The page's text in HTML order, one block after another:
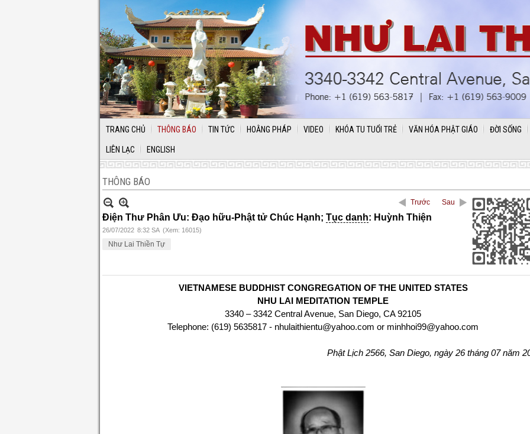
TRANG CHỦ THÔNG BÁO TIN TỨC HOẰNG PHÁP VIDEO KHÓA TU TUỔI TRẺ VĂN HÓA PHẬT GIÁO ĐỜI SỐNG
LIÊN LẠC ENGLISH
THÔNG BÁO
Trước Sau
Điện Thư Phân Ưu: Đạo hữu-Phật tử Chúc Hạnh; Tục danh: Huỳnh Thiện
26/07/2022 8:32 SA (Xem: 16015)
Như Lai Thiền Tự
VIETNAMESE BUDDHIST CONGREGATION OF THE UNITED STATES
NHU LAI MEDITATION TEMPLE
3340 – 3342 Central Avenue, San Diego, CA 92105
Telephone: (619) 5635817 - nhulaithientu@yahoo.com or minhhoi99@yahoo.com
Phật Lịch 2566, San Diego, ngày 26 tháng 07 năm